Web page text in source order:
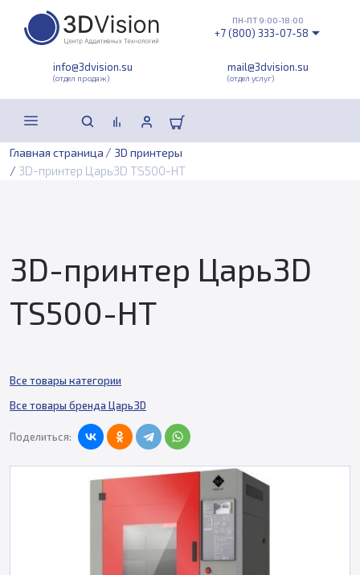
info@3dvision.su
(отдел продаж)
mail@3dvision.su
(отдел услуг)
ПН-ПТ 9:00-18:00
+7 (800) 333-07-58
Главная страница / 3D принтеры
/ 3D-принтер Царь3D TS500-HT
3D-принтер Царь3D
TS500-HT
Все товары категории
Все товары бренда Царь3D
Поделиться: